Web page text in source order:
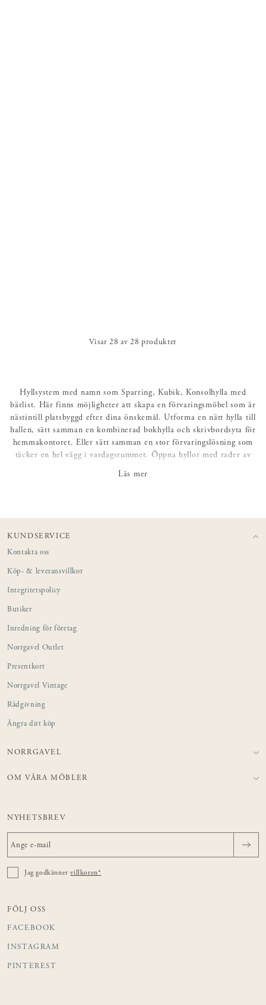
Visar 28 av 28 produkter
Hyllsystem med namn som Sparring, Kubik, Konsolhylla med
bärlist. Här finns möjligheter att skapa en förvaringsmöbel som är
nästintill platsbyggd efter dina önskemål. Utforma en nätt hylla till
hallen, sätt samman en kombinerad bokhylla och skrivbordsyta för
hemmakontoret. Eller sätt samman en stor förvaringslösning som
täcker en hel vägg i vardagsrummet. Öppna hyllor med rader av
Läs mer
KUNDSERVICE
Kontakta oss
Köp- & leveransvillkor
Integritetspolicy
Butiker
Inredning för företag
Norrgavel Outlet
Presentkort
Norrgavel Vintage
Rådgivning
Ångra ditt köp
NORRGAVEL
OM VÅRA MÖBLER
NYHETSBREV
Jag godkännervillkoren*
FÖLJ OSS
FACEBOOK
INSTAGRAM
PINTEREST